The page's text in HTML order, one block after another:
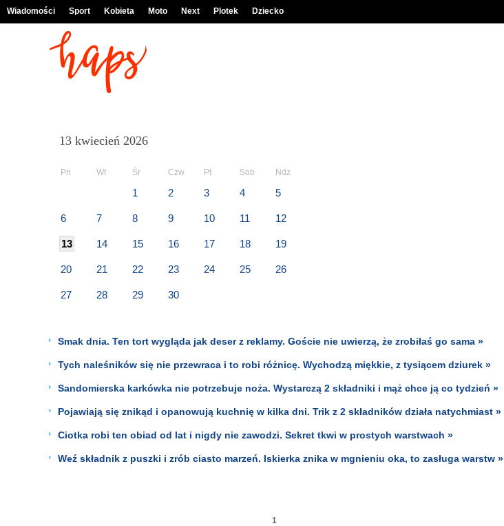
Wiadomości Sport Kobieta Moto Next Plotek Dziecko
13 kwiecień 2026
Pn Wt Śr Czw Pt Sob Ndz
1 2 3 4 5
6 7 8 9 10 11 12
13 14 15 16 17 18 19
20 21 22 23 24 25 26
27 28 29 30
Smak dnia. Ten tort wygląda jak deser z reklamy. Goście nie uwierzą, że zrobiłaś go sama »
Tych naleśników się nie przewraca i to robi różnicę. Wychodzą miękkie, z tysiącem dziurek »
Sandomierska karkówka nie potrzebuje noża. Wystarczą 2 składniki i mąż chce ją co tydzień »
Pojawiają się znikąd i opanowują kuchnię w kilka dni. Trik z 2 składników działa natychmiast »
Ciotka robi ten obiad od lat i nigdy nie zawodzi. Sekret tkwi w prostych warstwach »
Weź składnik z puszki i zrób ciasto marzeń. Iskierka znika w mgnieniu oka, to zasługa warstw »
1